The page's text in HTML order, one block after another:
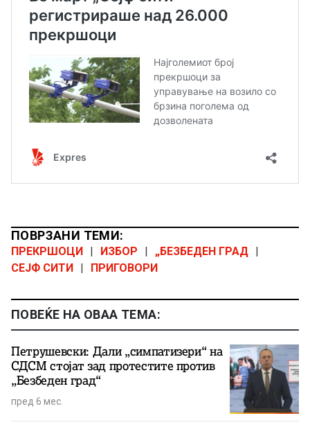
ПОВРЗАНИ ТЕМИ:
ПРЕКРШОЦИ ИЗБОР „БЕЗБЕДЕН ГРАД
СЕЈФ СИТИ
ПРИГОВОРИ
ПОВЕЌЕ НА ОВАА ТЕМА:
Петрушевски: Дали „симпатизери“ на
СДСМ стојат зад протестите против
„Безбеден град“
пред 6 мес.